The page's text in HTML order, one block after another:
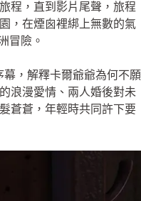
程，直到影片尾聲，旅程
，在煙囪裡綁上無數的氣
冒險。
幕，解釋卡爾爺爺為何不願
浪漫愛情、兩人婚後對未
蒼蒼，年輕時共同許下要